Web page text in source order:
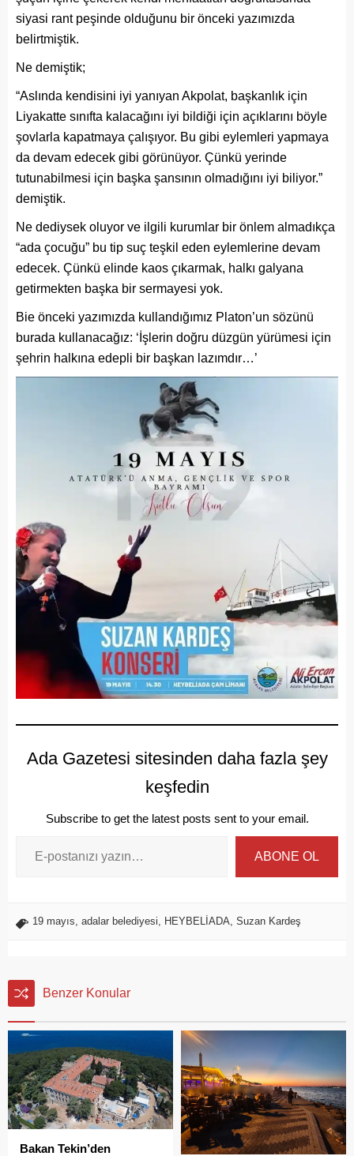
siyasi rant peşinde olduğunu bir önceki yazımızda
belirtmiştik.
Ne demiştik;
“Aslında kendisini iyi yanıyan Akpolat, başkanlık için
Liyakatte sınıfta kalacağını iyi bildiği için açıklarını böyle
şovlarla kapatmaya çalışıyor. Bu gibi eylemleri yapmaya
da devam edecek gibi görünüyor. Çünkü yerinde
tutunabilmesi için başka şansının olmadığını iyi biliyor.”
demiştik.
Ne dediysek oluyor ve ilgili kurumlar bir önlem almadıkça
“ada çocuğu” bu tip suç teşkil eden eylemlerine devam
edecek. Çünkü elinde kaos çıkarmak, halkı galyana
getirmekten başka bir sermayesi yok.
Bie önceki yazımızda kullandığımız Platon’un sözünü
burada kullanacağız: ‘İşlerin doğru düzgün yürümesi için
şehrin halkına edepli bir başkan lazımdır…’
Ada Gazetesi sitesinden daha fazla şey
keşfedin
Subscribe to get the latest posts sent to your email.
ABONE OL
19 mayıs, adalar belediyesi, HEYBELİADA, Suzan Kardeş
Benzer Konular
Bakan Tekin’den